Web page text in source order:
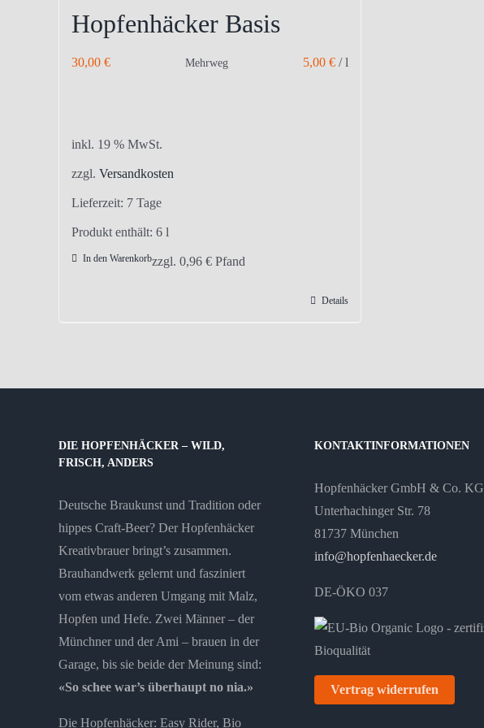
Hopfenhäcker Basis
30,00 € Mehrweg 5,00€ /l
inkl. 19 % MwSt.
zzgl. Versandkosten
Lieferzeit: 7 Tage
Produkt enthält: 6 l
In den Warenkorbzzgl. 0,96 € Pfand
Details
DIE HOPFENHÄCKER – WILD,
FRISCH, ANDERS
Deutsche Braukunst und Tradition oder
hippes Craft-Beer? Der Hopfenhäcker
Kreativbrauer bringt’s zusammen.
Brauhandwerk gelernt und fasziniert
vom etwas anderen Umgang mit Malz,
Hopfen und Hefe. Zwei Männer – der
Münchner und der Ami – brauen in der
Garage, bis sie beide der Meinung sind:
«So schee war’s überhaupt no nia.»
Die Hopfenhäcker: Easy Rider, Bio
KONTAKTINFORMATIONEN
Hopfenhäcker GmbH & Co. KG
Unterhachinger Str. 78
81737 München
info@hopfenhaecker.de
DE-ÖKO 037
Vertrag widerrufen